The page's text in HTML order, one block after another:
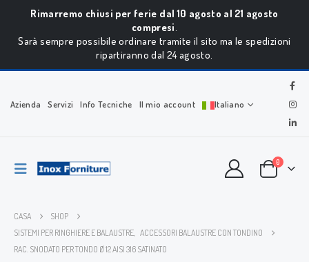
Rimarremo chiusi per ferie dal 10 agosto al 21 agosto
compresi.
Sarà sempre possibile ordinare tramite il sito ma le spedizioni
ripartiranno dal 24 agosto.
Azienda Servizi Info Tecniche Il mio account Italiano
0
CASA
SHOP
SISTEMI PER RINGHIERE E BALAUSTRE, ACCESSORI BALAUSTRE CON TONDINO
RAC. SNODATO PER TONDO Ø 12 AISI 316 SATINATO